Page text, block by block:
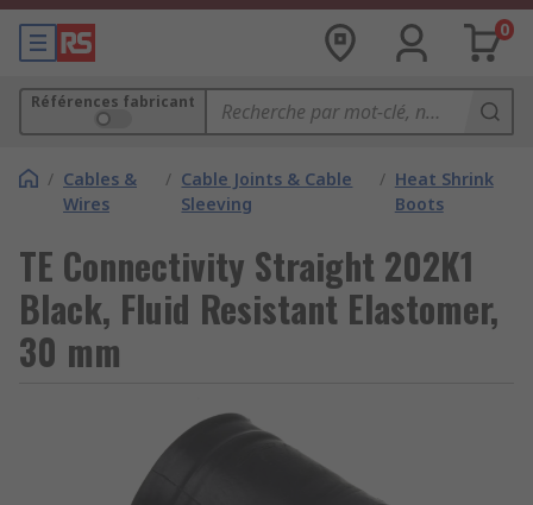
0
Références fabricant
/ Cables &
Wires
/ Cable Joints & Cable
Sleeving
/ Heat Shrink
Boots
TE Connectivity Straight 202K1
Black, Fluid Resistant Elastomer,
30 mm